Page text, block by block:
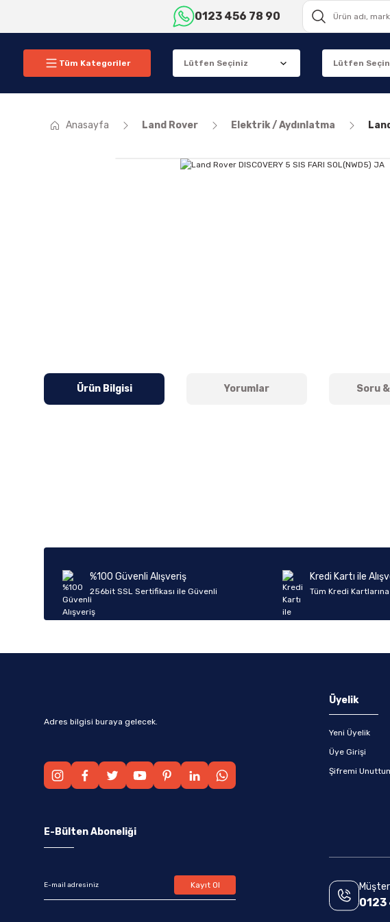
0123 456 78 90
Tüm Kategoriler
Anasayfa Land Rover Elektrik / Aydınlatma
Ürün Bilgisi Yorumlar Soru
Ürün fiyatı diğer sitelerden daha pahalı.
Bu ürüne benzer farklı alternatifler olmalı.
%100 Güvenli Alışveriş
256bit SSL Sertifikası ile Güvenli
Kredi Kartı ile
Tüm Kredi
Adres bilgisi buraya gelecek.
Üyelik
Yeni Üyelik
Üye Girişi
Şifremi
E-Bülten Aboneliği
Kayıt Ol
0123